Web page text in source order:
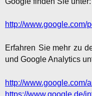
http://www.google.com/
Erfahren Sie mehr zu
und Google Analytics
http://www.google.com/
https://www.google.de/